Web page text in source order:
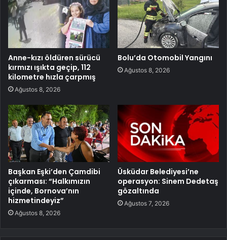
Anne-kızı öldüren sürücü
kırmızı ışıkta geçip, 112
kilometre hızla çarpmış
Ağustos 8, 2026
Bolu’da Otomobil Yangını
Ağustos 8, 2026
Başkan Eşki’den Çamdibi
çıkarması: “Halkımızın
içinde, Bornova’nın
hizmetindeyiz”
Ağustos 8, 2026
Üsküdar Belediyesi’ne
operasyon: Sinem Dedetaş
gözaltında
Ağustos 7, 2026